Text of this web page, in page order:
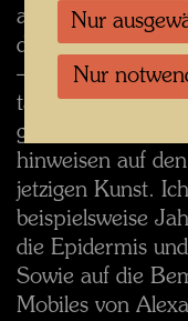
aber niemals
dessen ich mich
– oft befleißige.
tatsächlichen
gekommen als
hinweisen auf
jetzigen Kunst.
beispielsweise
die Epidermis
Sowie auf die
Mobiles von
Nur
Nur